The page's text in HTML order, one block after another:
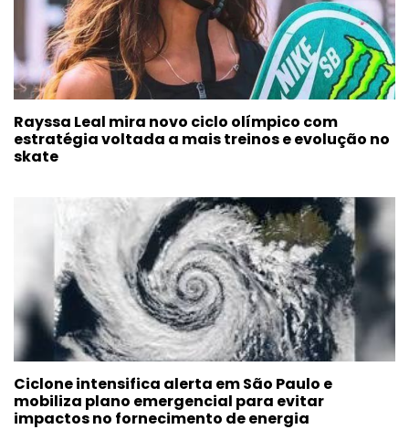
Rayssa Leal mira novo ciclo olímpico com
estratégia voltada a mais treinos e evolução no
skate
Ciclone intensifica alerta em São Paulo e
mobiliza plano emergencial para evitar
impactos no fornecimento de energia